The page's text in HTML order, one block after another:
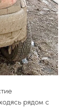
рядом с